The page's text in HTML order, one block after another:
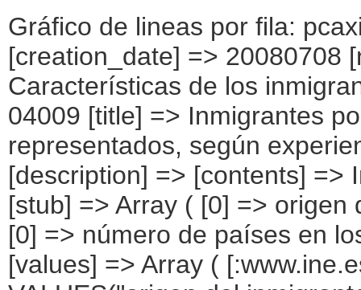
Gráfico de lineas por fila: pcaxis Object ( [axis_version] => [creation_date] => 20080708 [note] => [subject_area] => Características de los inmigrantes [subject_code] => 04 [matrix] => 04009 [title] => Inmigrantes por continentes y países más representados, según experiencia de migraciones internacionales [description] => [contents] => Inmigrantes [units] => inmigrantes [stub] => Array ( [0] => origen del inmigrante ) [heading] => Array ( [0] => número de países en los que ha vivido (*) ) [prestext] => [values] => Array ( [:www.ine.es tel: " "+34 91 5839100 "; VALUES("origen del inmigrante] => Array ( [0] => Total [1] => PAÍSES EUROPEOS SIN ESPAÑA [2] => UE 27 SIN ESPAÑA [3] => Reino Unido [4] => Alemania [5] => Rumanía y Bulgaria [6] => Resto UE 27 sin España [7] => Resto países europeos sin España [8] => PAÍSES AFRICANOS [9] => Marruecos [10] => Resto de países africanos [11] => PAÍSES AMERICANOS [12] => Estados Unidos y Canadá [13] => PAÍSES AMERICANOS SIN ESTADOS UNIDOS NI CANADÁ [14] => Ecuador [15] => Colombia [16] => Bolivia [17] => Argentina [18] => Resto de países americanos sin Estados Unidos ni Canadá [19] => PAÍSES ASIÁTICOS Y DE OCEANÍA [20] => China [21] => Resto de países asiáticos y de Oceanía ) [número de países en los que ha vivido (*)] => Array ( [0] => Total [1] => Dos [2] => Tres [3] => Cuatro [4] => Cinco [5] => Más de cinco ) ) [codes] => Array ( ) [map] => Array ( ) [decimals] => 0 [showdecimals] => 0 [source] => Instituto Nacional de Estadística [contact] => INE Difusión. Internet: www.ine.es/infoine [copyright] => YES [infofile] => [data] => Array ( [0] => Array ( [0] => [1] => [2] => [3] => [4] => [5] => [6] => [7] => [8] => [9] => [10] => [11] => [12] => [13] => 4526522 [14] => [15] => [16] => [17] => [18] => [19] => [20] => [21] => [22] => [23] => [24] => [25] => [26] => 3886293